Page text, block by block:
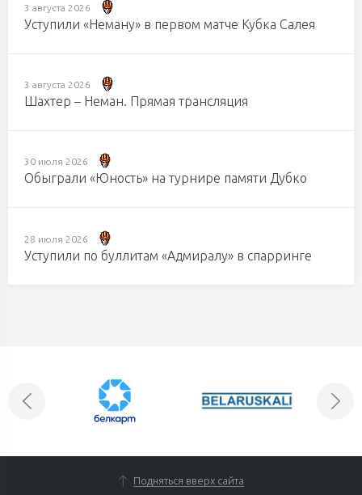
3 августа 2026
Уступили «Неману» в первом матче Кубка Салея
3 августа 2026
Шахтер – Неман. Прямая трансляция
30 июля 2026
Обыграли «Юность» на турнире памяти Дубко
28 июля 2026
Уступили по буллитам «Адмиралу» в спарринге
Подняться вверх сайта